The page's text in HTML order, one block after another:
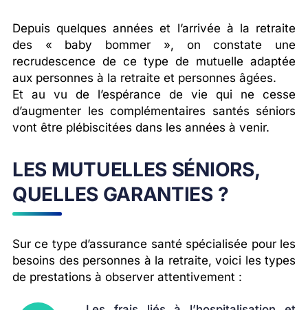
Depuis quelques années et l’arrivée à la retraite
des « baby bommer », on constate une
recrudescence de ce type de mutuelle adaptée
aux personnes à la retraite et personnes âgées.
Et au vu de l’espérance de vie qui ne cesse
d’augmenter les complémentaires santés séniors
vont être plébiscitées dans les années à venir.
LES MUTUELLES SÉNIORS,
QUELLES GARANTIES ?
Sur ce type d’assurance santé spécialisée pour les
besoins des personnes à la retraite, voici les types
de prestations à observer attentivement :